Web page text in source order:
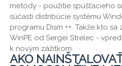
metódy - použitie spúšťacieho
súčasti distribúcie systému
programu Dism ++. Takže kto
WinPE od Sergei Strelec -
k novým zážitkom.
AKO